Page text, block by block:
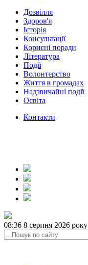
Дозвілля
Здоров'я
Історія
Консультації
Корисні поради
Література
Події
Волонтерство
Життя в громадах
Надзвичайні події
Освіта
Контакти
08:36 8 серпня 2026 року